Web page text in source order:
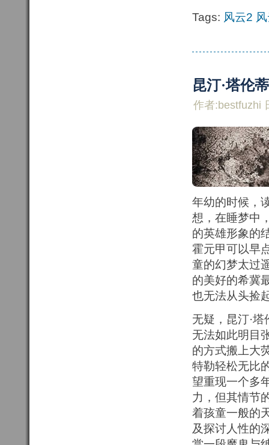
Tags: 风云2
昆汀·塔伦
作者:bestfuzhi
年幼的时候，
想，在睡梦中
的英雄形象的
霍元甲可以早
童的幻梦太过
的美好的希冀
也无法从头捡
无疑，昆汀·
无法如此明目
的方式搬上大
特勒轻松无比
望重现一个多
力，但其情节
着孩童一般的
及探讨人性的